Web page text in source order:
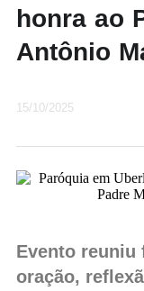
honra ao
Antônio
15/10/2025
Evento reuniu
oração,